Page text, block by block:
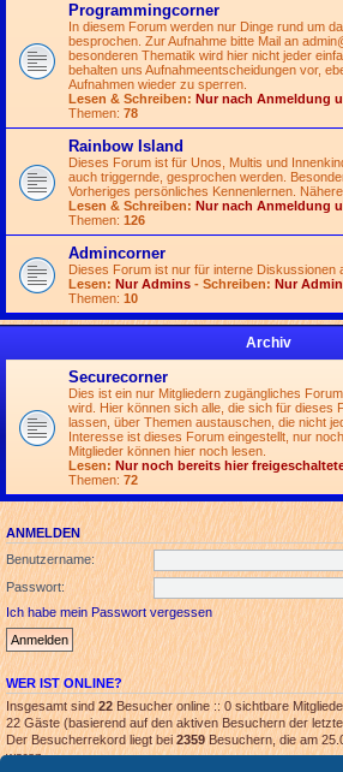
Programmingcorner
In diesem Forum werden nur Dinge rund um
besprochen. Zur Aufnahme bitte Mail an
besonderen Thematik wird hier nicht jeder
behalten uns Aufnahmeentscheidungen vor,
Aufnahmen wieder zu sperren.
Lesen & Schreiben: Nur nach Anmeldung
Themen: 78
Rainbow Island
Dieses Forum ist für Unos, Multis und
auch triggernde, gesprochen werden.
Vorheriges persönliches Kennenlernen.
Lesen & Schreiben: Nur nach Anmeldung
Themen: 126
Admincorner
Dieses Forum ist nur für interne Diskussionen
Lesen: Nur Admins - Schreiben: Nur
Themen: 10
Archiv
Securecorner
Dies ist ein nur Mitgliedern zugängliches
wird. Hier können sich alle, die sich für dieses
lassen, über Themen austauschen, die nicht
Interesse ist dieses Forum eingestellt, nur
Mitglieder können hier noch lesen.
Lesen: Nur noch bereits hier
Themen: 72
ANMELDEN
Benutzername:
Passwort:
Ich habe mein Passwort vergessen
WER IST ONLINE?
Insgesamt sind22Besucher online :: 0 sichtbare
22 Gäste (basierend auf den aktiven Besuchern der
Der Besucherrekord liegt bei2359Besuchern, die am
waren.